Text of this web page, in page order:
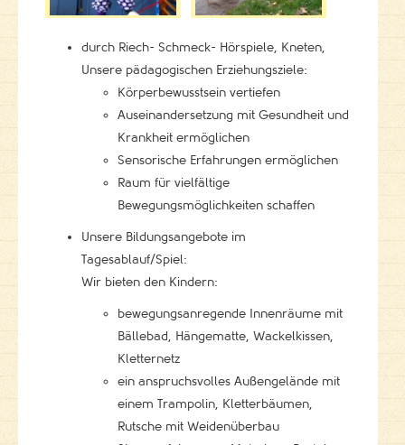
durch Riech- Schmeck- Hörspiele, Kneten,
Unsere pädagogischen Erziehungsziele:
Körperbewusstsein vertiefen
Auseinandersetzung mit Gesundheit und
Krankheit ermöglichen
Sensorische Erfahrungen ermöglichen
Raum für vielfältige
Bewegungsmöglichkeiten schaffen
Unsere Bildungsangebote im
Tagesablauf/Spiel:
Wir bieten den Kindern:
bewegungsanregende Innenräume mit
Bällebad, Hängematte, Wackelkissen,
Kletternetz
ein anspruchsvolles Außengelände mit
einem Trampolin, Kletterbäumen,
Rutsche mit Weidenüberbau